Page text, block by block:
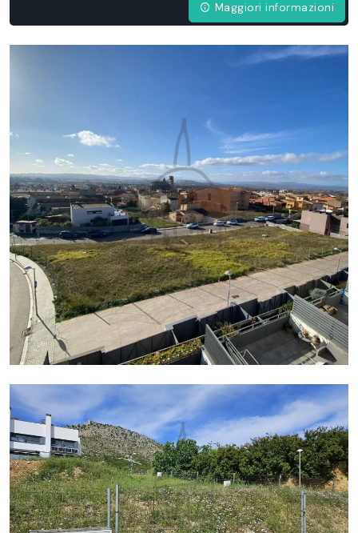
Maggiori informazioni